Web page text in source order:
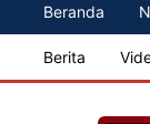
Beranda
Berita